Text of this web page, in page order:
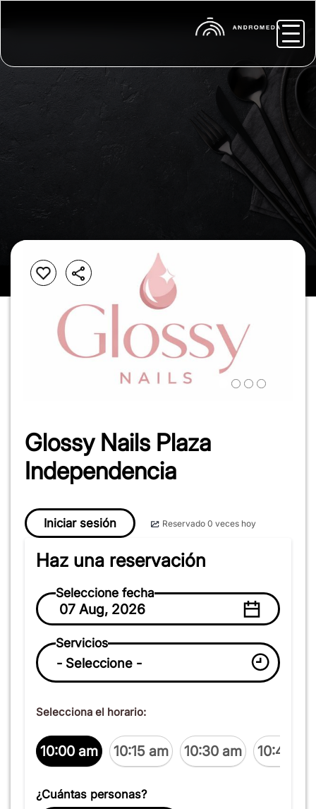
Glossy Nails Plaza
Independencia
Iniciar sesión Reservado 0 veces hoy
Haz una reservación
Seleccione fecha
07 Aug, 2026
Servicios
Selecciona el horario:
10:00 am 10:15 am 10:30 am 10:45 am
¿Cuántas personas?